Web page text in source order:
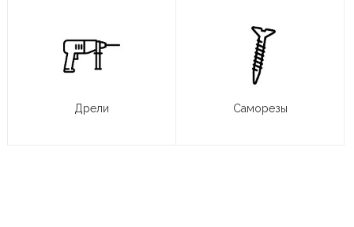
Дрели Саморезы